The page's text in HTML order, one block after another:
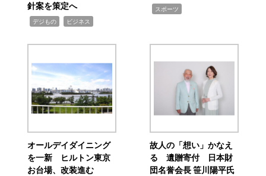
針案を策定へ
デジもの ビジネス
スポーツ
オールデイダイニング
を一新 ヒルトン東京
お台場、改装進む
故人の「想い」かなえ
る 遺贈寄付 日本財
団名誉会長 笹川陽平氏